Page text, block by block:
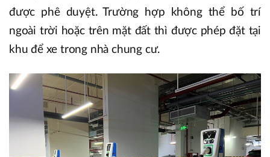
được phê duyệt. Trường hợp không thể bố trí
ngoài trời hoặc trên mặt đất thì được phép đặt tại
khu để xe trong nhà chung cư.